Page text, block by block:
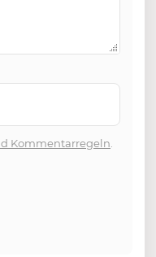
Kommentarregeln